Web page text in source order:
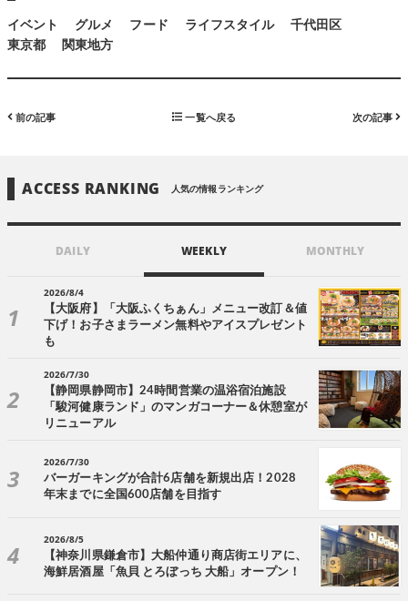
イベント グルメ フード ライフスタイル
千代田区
東京都
関東地方
前の記事 一覧へ戻る 次の記事
ACCESS RANKING 人気の情報ランキング
DAILY WEEKLY MONTHLY
2026/8/4
【大阪府】「大阪ふくちぁん」メニュー改訂＆値
下げ！お子さまラーメン無料やアイスプレゼント
も
2026/7/30
【静岡県静岡市】24時間営業の温浴宿泊施設
「駿河健康ランド」のマンガコーナー＆休憩室が
リニューアル
2026/7/30
バーガーキングが合計6店舗を新規出店！2028
年末までに全国600店舗を目指す
2026/8/5
【神奈川県鎌倉市】大船仲通り商店街エリアに、
海鮮居酒屋「魚貝 とろぼっち 大船」オープン！